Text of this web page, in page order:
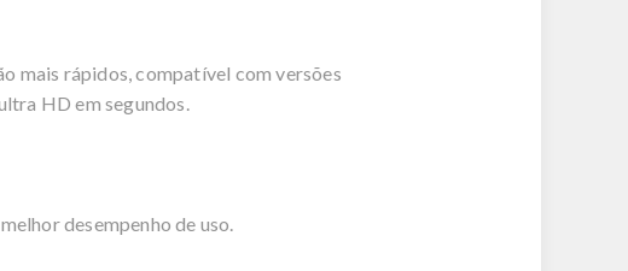
mais rápidos, compatível com versões
HD em segundos.
desempenho de uso.